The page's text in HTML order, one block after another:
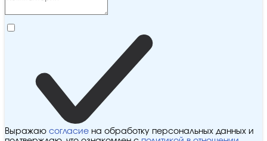
Выражаю согласие на обработку персональных данных и